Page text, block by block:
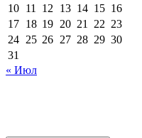
10 11 12 13 14 15 16
17 18 19 20 21 22 23
24 25 26 27 28 29 30
31
« Июл